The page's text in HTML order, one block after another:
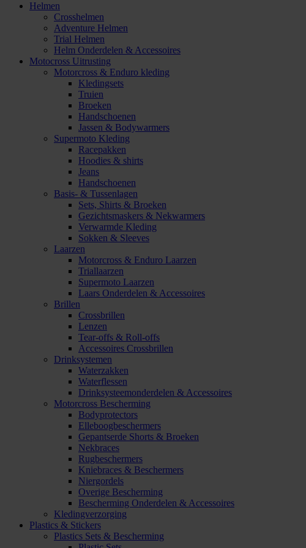
Helmen
Crosshelmen
Adventure Helmen
Trial Helmen
Helm Onderdelen & Accessoires
Motocross Uitrusting
Motorcross & Enduro kleding
Kledingsets
Truien
Broeken
Handschoenen
Jassen & Bodywarmers
Supermoto Kleding
Racepakken
Hoodies & shirts
Jeans
Handschoenen
Basis- & Tussenlagen
Sets, Shirts & Broeken
Gezichtsmaskers & Nekwarmers
Verwarmde Kleding
Sokken & Sleeves
Laarzen
Motorcross & Enduro Laarzen
Triallaarzen
Supermoto Laarzen
Laars Onderdelen & Accessoires
Brillen
Crossbrillen
Lenzen
Tear-offs & Roll-offs
Accessoires Crossbrillen
Drinksystemen
Waterzakken
Waterflessen
Drinksysteemonderdelen & Accessoires
Motorcross Bescherming
Bodyprotectors
Elleboogbeschermers
Gepantserde Shorts & Broeken
Nekbraces
Rugbeschermers
Kniebraces & Beschermers
Niergordels
Overige Bescherming
Bescherming Onderdelen & Accessoires
Kledingverzorging
Plastics & Stickers
Plastics Sets & Bescherming